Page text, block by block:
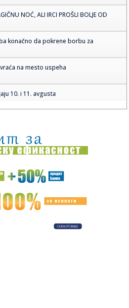
NOĆ, ALI IRCI PROŠLI BOLJE OD
konačno da pokrene borbu za
na mesto uspeha
10. i 11. avgusta
sudu u Vranju: Zastarela prijava
medijima: Mali je u pravu, Srbija se
intimnim fotografijama, pa ih je sama
PA EKSPLODIRALA: Partizan na